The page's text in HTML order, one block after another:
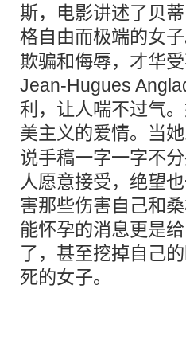
斯，电影讲述了贝
格自由而极端的女
欺骗和侮辱，才华
Jean-Hugues
利，让人喘不过气
美主义的爱情。当
说手稿一字一字不
人愿意接受，绝望
害那些伤害自己和
能怀孕的消息更是
了，甚至挖掉自己
死的女子。